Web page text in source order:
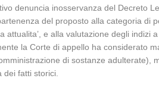
denuncia inosservanza del Decreto
del proposto alla categoria di
attualita’, e alla valutazione degli indizi
la Corte di appello ha considerato
di sostanze adulterate),
fatti storici.